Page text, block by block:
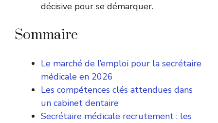
décisive pour se démarquer.
Sommaire
Le marché de l’emploi pour la secrétaire
médicale en 2026
Les compétences clés attendues dans
un cabinet dentaire
Secrétaire médicale recrutement : les